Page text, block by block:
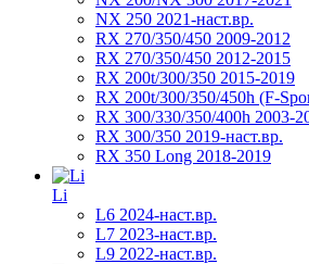
NX 250 2021-наст.вр.
RX 270/350/450 2009-2012
RX 270/350/450 2012-2015
RX 200t/300/350 2015-2019
RX 200t/300/350/450h (F-
RX 300/330/350/400h 2003-
RX 300/350 2019-наст.вр.
RX 350 Long 2018-2019
Li
L6 2024-наст.вр.
L7 2023-наст.вр.
L9 2022-наст.вр.